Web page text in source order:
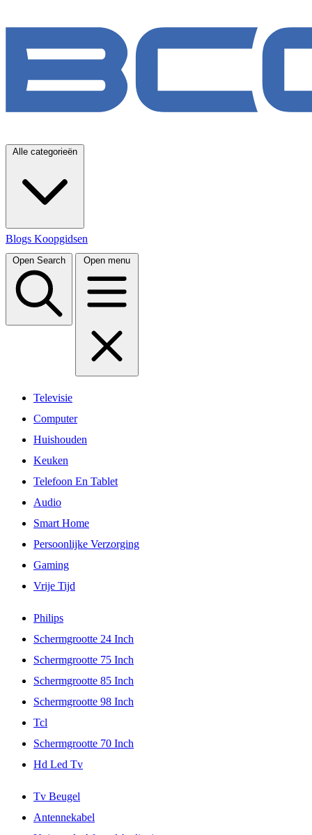
Alle categorieën
Blogs Koopgidsen
Open Search Open menu
Televisie
Computer
Huishouden
Keuken
Telefoon En Tablet
Audio
Smart Home
Persoonlijke Verzorging
Gaming
Vrije Tijd
Philips
Schermgrootte 24 Inch
Schermgrootte 75 Inch
Schermgrootte 85 Inch
Schermgrootte 98 Inch
Tcl
Schermgrootte 70 Inch
Hd Led Tv
Tv Beugel
Antennekabel